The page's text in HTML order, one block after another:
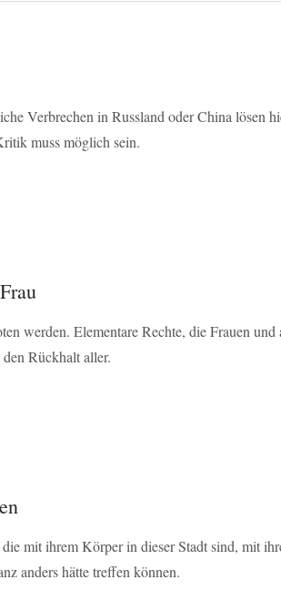
Verbrechen in Russland oder China lösen
muss möglich sein.
werden. Elementare Rechte, die Frauen
Rückhalt aller.
mit ihrem Körper in dieser Stadt sind, mit
anders hätte treffen können.